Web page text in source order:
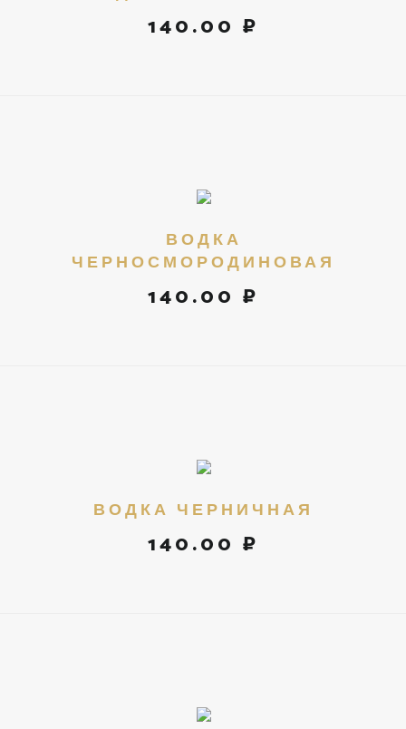
140.00 ₽
ВОДКА
ЧЕРНОСМОРОДИНОВАЯ
140.00 ₽
ВОДКА ЧЕРНИЧНАЯ
140.00 ₽